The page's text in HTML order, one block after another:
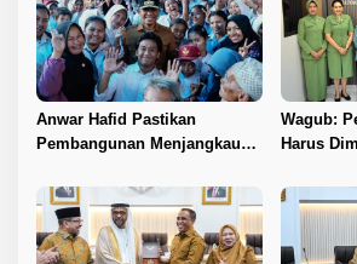
Anwar Hafid Pastikan
Pembangunan Menjangkau
Wagub:
Harus